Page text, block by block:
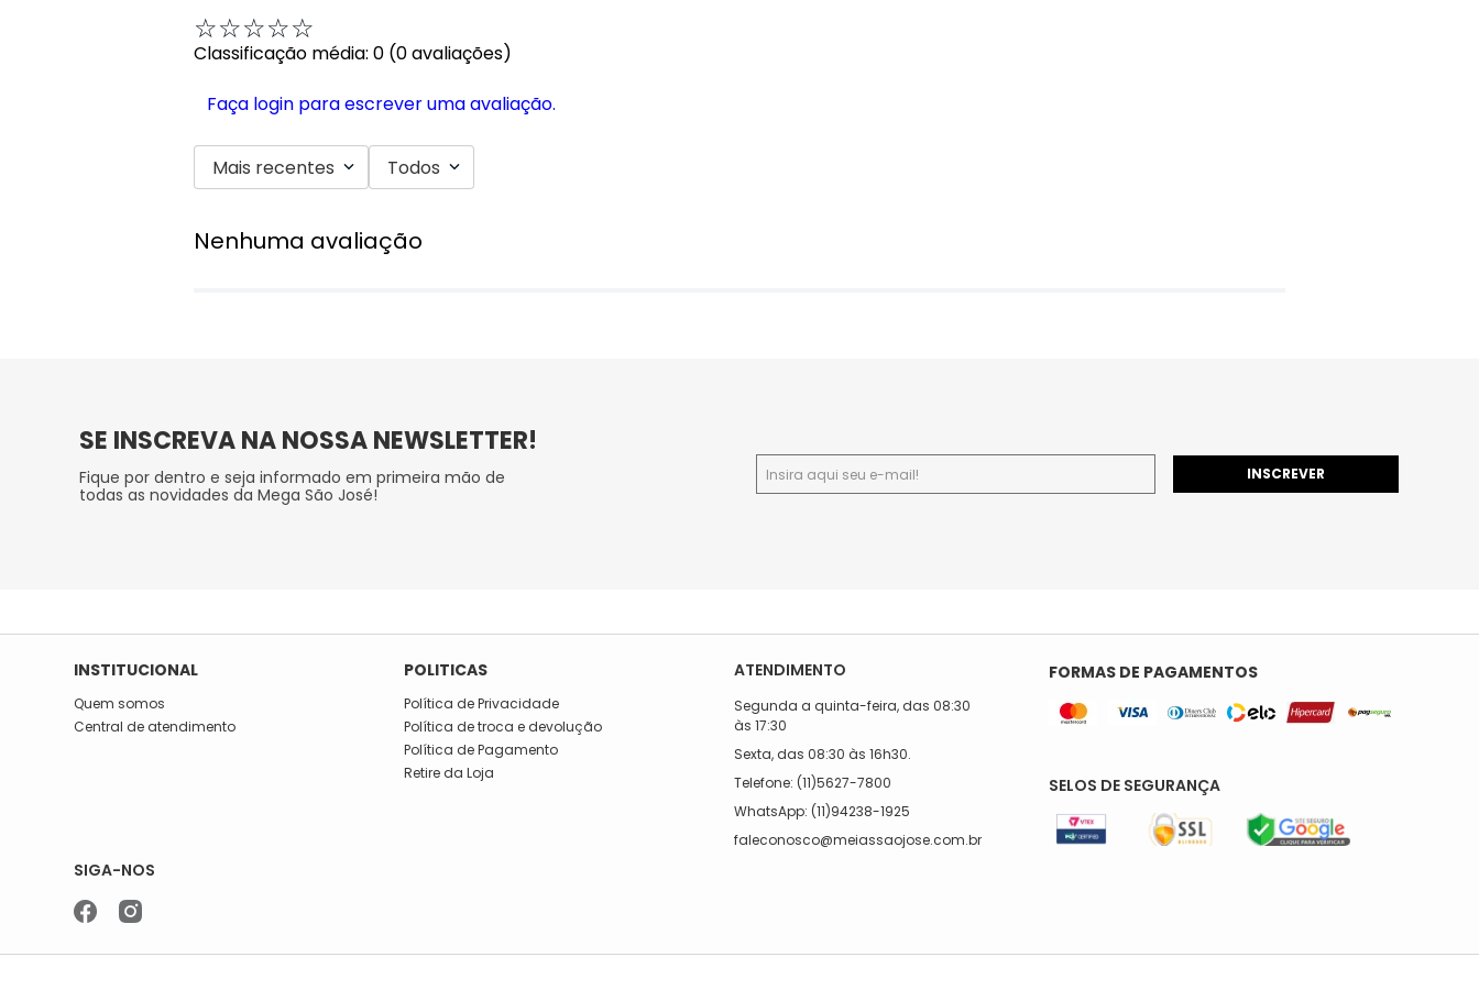
☆☆☆☆☆
Classificação média: 0 (0 avaliações)
Faça login para escrever uma avaliação.
Mais recentes Todos
Nenhuma avaliação
SE INSCREVA NA NOSSA NEWSLETTER!
Fique por dentro e seja informado em primeira mão de
todas as novidades da Mega São José!
INSCREVER
INSTITUCIONAL
Quem somos
Central de atendimento
POLITICAS
Política de Privacidade
Política de troca e devolução
Política de Pagamento
Retire da Loja
ATENDIMENTO
Segunda a quinta-feira, das 08:30
às 17:30
Sexta, das 08:30 às 16h30.
Telefone: (11)5627-7800
WhatsApp: (11)94238-1925
faleconosco@meiassaojose.com.br
SIGA-NOS
FORMAS DE PAGAMENTOS
SELOS DE SEGURANÇA